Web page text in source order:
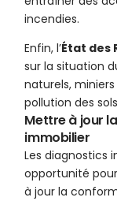
incendies.
Enfin, l’État des
sur la situation
naturels,
pollution des
Mettre à jour
immobilier
Les diagnostics
opportunité
à jour la